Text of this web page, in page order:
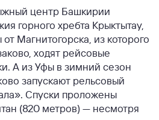
центр Башкирии
горного хребта Крыктытау,
Магнитогорска, из которого
ходят рейсовые
А из Уфы в зимний сезон
запускают рельсовый
Спуски проложены
(820 метров) — несмотря